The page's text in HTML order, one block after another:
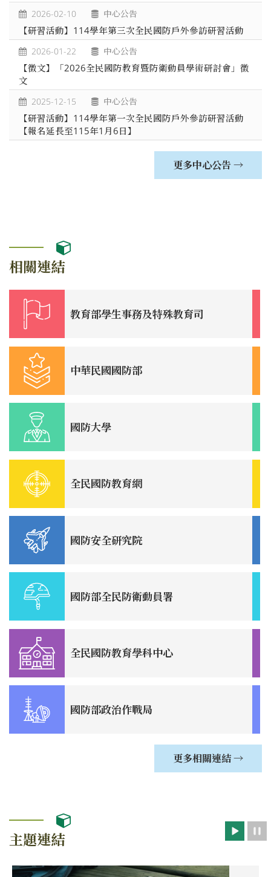
2026-02-10 中心公告
【研習活動】114學年第三次全民國防戶外參訪研習活動
2026-01-22 中心公告
【徵文】「2026全民國防教育暨防衛動員學術研討會」徵
文
2025-12-15 中心公告
【研習活動】114學年第一次全民國防戶外參訪研習活動
【報名延長至115年1月6日】
更多中心公告 →
相關連結
教育部學生事務及特殊教育司
中華民國國防部
國防大學
全民國防教育網
國防安全研究院
國防部全民防衛動員署
全民國防教育學科中心
國防部政治作戰局
更多相關連結 →
主題連結